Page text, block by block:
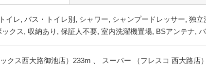
クス西大路御池店）233m 、 スーパー （フレスコ 西大路